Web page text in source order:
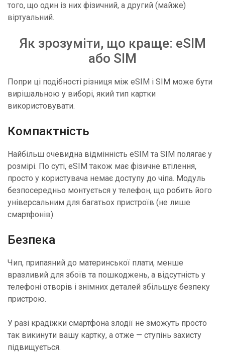
того, що один із них фізичний, а другий (майже)
віртуальний.
Як зрозуміти, що краще: eSIM
або SIM
Попри ці подібності різниця між eSIM і SIM може бути
вирішальною у виборі, який тип картки
використовувати.
Компактність
Найбільш очевидна відмінність eSIM та SIM полягає у
розмірі. По суті, eSIM також має фізичне втілення,
просто у користувача немає доступу до чіпа. Модуль
безпосередньо монтується у телефон, що робить його
універсальним для багатьох пристроїв (не лише
смартфонів).
Безпека
Чип, припаяний до материнської плати, менше
вразливий для збоїв та пошкоджень, а відсутність у
телефоні отворів і знімних деталей збільшує безпеку
пристрою.
У разі крадіжки смартфона злодії не зможуть просто
так викинути вашу картку, а отже — ступінь захисту
підвищується.